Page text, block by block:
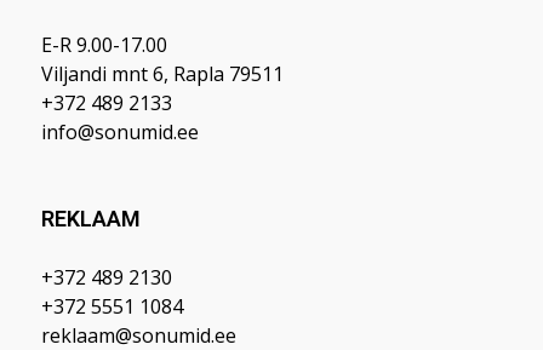
E-R 9.00-17.00
Viljandi mnt 6, Rapla 79511
+372 489 2133
info@sonumid.ee
REKLAAM
+372 489 2130
+372 5551 1084
reklaam@sonumid.ee